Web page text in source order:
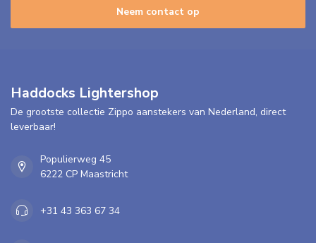
Neem contact op
Haddocks Lightershop
De grootste collectie Zippo aanstekers van Nederland, direct
leverbaar!
Populierweg 45
6222 CP Maastricht
+31 43 363 67 34